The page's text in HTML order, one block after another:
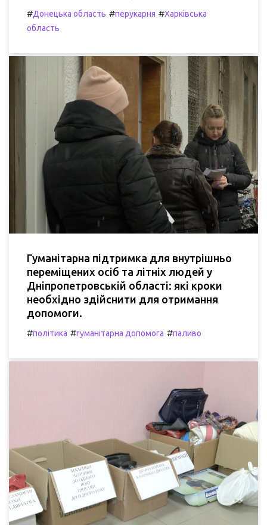
#Донецька область #перукарня #Харківська
область
Гуманітарна підтримка для внутрішньо
переміщених осіб та літніх людей у
Дніпропетровській області: які кроки
необхідно здійснити для отримання
допомоги.
#політика #гуманітарна допомога #паливо